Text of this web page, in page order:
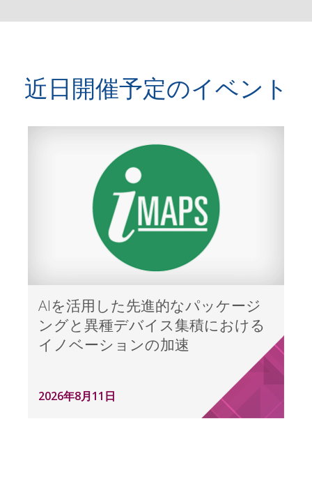
近日開催予定のイベント
AIを活用した先進的なパッケージ
ングと異種デバイス集積における
イノベーションの加速
2026年8月11日